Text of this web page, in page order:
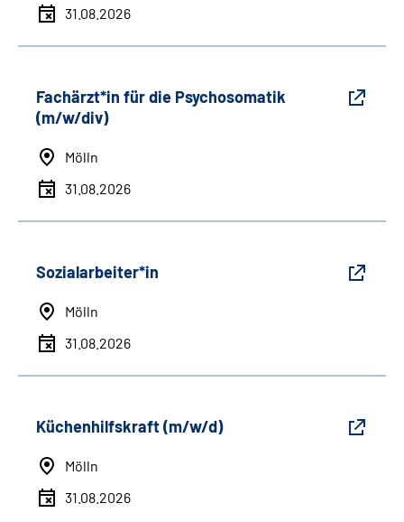
31.08.2026
Fachärzt*in für die Psychosomatik
(m/w/div)
Mölln
31.08.2026
Sozialarbeiter*in
Mölln
31.08.2026
Küchenhilfskraft (m/w/d)
Mölln
31.08.2026